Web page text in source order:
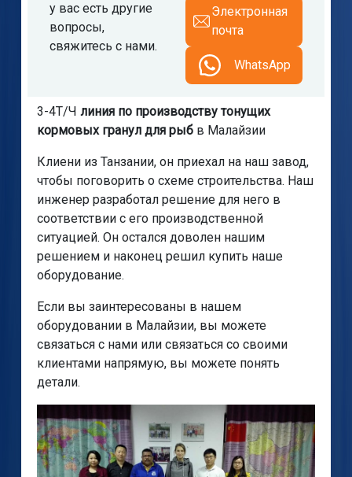
у вас есть другие
вопросы,
свяжитесь с нами.
Электронная
почта
WhatsApp
3-4Т/Ч линия по производству тонущих
кормовых гранул для рыбв Малайзии
Клиени из Танзании, он приехал на наш завод,
чтобы поговорить о схеме строительства. Наш
инженер разработал решение для него в
соответствии с его производственной
ситуацией. Он остался доволен нашим
решением и наконец решил купить наше
оборудование.
Если вы заинтересованы в нашем
оборудовании в Малайзии, вы можете
связаться с нами или связаться со своими
клиентами напрямую, вы можете понять
детали.